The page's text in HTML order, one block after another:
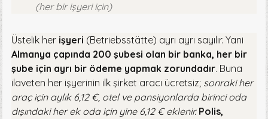
(her bir işyeri için)
Üstelik her işyeri (Betriebsstätte) ayrı ayrı sayılır. Yani
Almanya çapında 200 şubesi olan bir banka, her bir
şube için ayrı bir ödeme yapmak zorundadır. Buna
ilaveten her işyerinin ilk şirket aracı ücretsiz; sonraki her
araç için aylık 6,12 €, otel ve pansiyonlarda birinci oda
dışındaki her ek oda için yine 6,12 € eklenir. Polis,